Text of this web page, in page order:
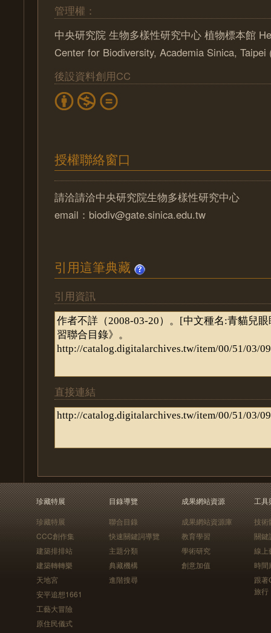
管理權：
中央研究院 生物多樣性研究中心 植物標本館
Center for Biodiversity, Academia Sinica, Taipei
後設資料創用CC
授權聯絡窗口
請洽請洽中央研究院生物多樣性研究中心
email：biodiv@gate.sinica.edu.tw
引用這筆典藏
引用資訊
直接連結
珍藏特展
珍藏特展
CCC創作集
建築排排站
建築轉轉樂
天地宮
安平追想1661
工藝大冒險
原住民儀式
目錄導覽
聯合目錄
快速關鍵詞導覽
主題分類
典藏機構
進階搜尋
成果網站資源
成果網站資源庫
教育學習
學術研究
創意加值
工具
技術
關鍵
線上
時間
跟
旅行